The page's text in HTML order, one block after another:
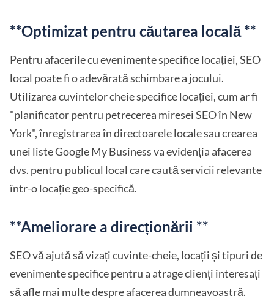
**Optimizat pentru căutarea locală **
Pentru afacerile cu evenimente specifice locației, SEO
local poate fi o adevărată schimbare a jocului.
Utilizarea cuvintelor cheie specifice locației, cum ar fi
"planificator pentru petrecerea miresei SEOîn New
York", înregistrarea în directoarele locale sau crearea
unei liste Google My Business va evidenția afacerea
dvs. pentru publicul local care caută servicii relevante
într-o locație geo-specifică.
**Ameliorare a direcționării **
SEO vă ajută să vizați cuvinte-cheie, locații și tipuri de
evenimente specifice pentru a atrage clienți interesați
să afle mai multe despre afacerea dumneavoastră.